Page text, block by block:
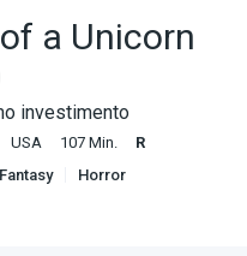
a Unicorn
investimento
USA 107 Min.
R
Fantasy Horror